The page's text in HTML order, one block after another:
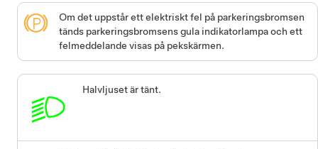
Om det uppstår ett elektriskt fel på parkeringsbromsen
tänds parkeringsbromsens gula indikatorlampa och ett
felmeddelande visas på pekskärmen.
Halvljuset är tänt.